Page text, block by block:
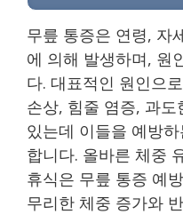
무릎 통증은 연령, 자
에 의해 발생하며, 원
다. 대표적인 원인으
손상, 힘줄 염증, 과
있는데 이들을 예방
합니다. 올바른 체중
휴식은 무릎 통증 예
무리한 체중 증가와